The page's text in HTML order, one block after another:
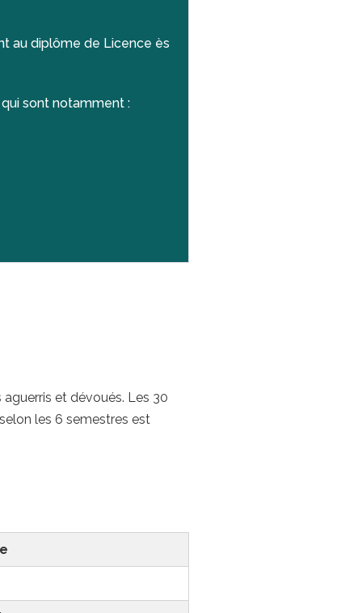
au diplôme de Licence ès
sont notamment :
et dévoués. Les 30
les 6 semestres est